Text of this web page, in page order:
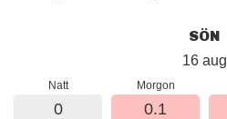
SÖN
16 aug
Natt
0
Morgon
0.1